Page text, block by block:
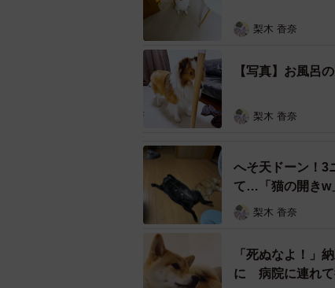
梨木 香奈
【写真】お風呂
梨木 香奈
へそ天ドーン！3
て…「猫の開きw
梨木 香奈
「死ぬなよ！」
に 病院に連れ